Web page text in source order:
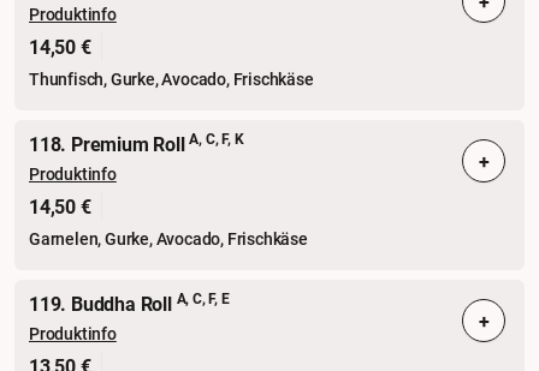
Produktinfo
14,50 €
Thunfisch, Gurke, Avocado, Frischkäse
118. Premium RollA, C, F, K
Produktinfo
14,50 €
Garnelen, Gurke, Avocado, Frischkäse
+
119. Buddha Roll A, C, F, E
Produktinfo +